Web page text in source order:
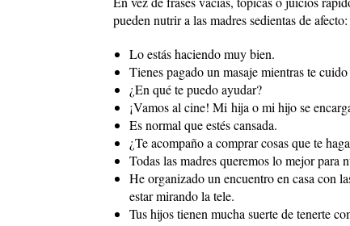
pueden nutrir a las madres sedientas de afecto:
Lo estás haciendo muy bien.
Tienes pagado un masaje mientras te
¿En qué te puedo ayudar?
¡Vamos al cine! Mi hija o mi hijo se
Es normal que estés cansada.
¿Te acompaño a comprar cosas que te
Todas las madres queremos lo mejor para
He organizado un encuentro en casa con
estar mirando la tele.
Tus hijos tienen mucha suerte de tenerte